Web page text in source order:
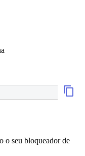
o seu bloqueador de